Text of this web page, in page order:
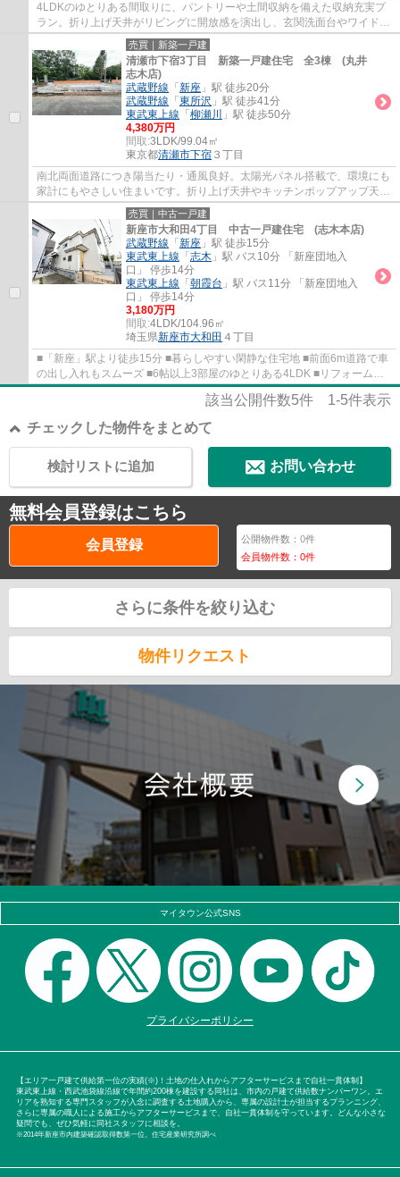
4LDKのゆとりある間取りに、パントリーや土間収納を備えた収納充実プ
ラン。折り上げ天井がリビングに開放感を演出し、玄関洗面台やワイドバ
ルコニーなど、暮らしやすさにも配慮しました。
売買｜新築一戸建
清瀬市下宿3丁目 新築一戸建住宅 全3棟 (丸井
志木店)
武蔵野線 「 新座 」駅 徒歩20分
武蔵野線 「 東所沢 」駅 徒歩41分
東武東上線 「 柳瀬川
」駅 徒歩50分
4,380万円
間取:3LDK/99.04㎡
東京都清瀬市下宿 ３丁目
南北両面道路につき陽当たり・通風良好。太陽光パネル搭載で、環境にも
家計にもやさしい住まいです。折り上げ天井やキッチンポップアップ天井
が、開放感あるおしゃれな空間を演出します。
売買｜中古一戸建
新座市大和田4丁目 中古一戸建住宅 (志木本店)
武蔵野線 「 新座 」駅 徒歩15分
東武東上線 「 志木 」駅 バス10分 「新座団地入
口」 停歩14分
東武東上線 「 朝霞台 」駅 バス11分 「新座団地入
口」 停歩14分
3,180万円
間取:4LDK/104.96㎡
埼玉県新座市大和田 ４丁目
■「新座」駅より徒歩15分 ■暮らしやすい閑静な住宅地 ■前面6m道路で車
の出し入れもスムーズ ■6帖以上3部屋のゆとりある4LDK ■リフォーム完
了済のためすぐに新生活が始められます
該当公開件数5件 1-5件表示
チェックした物件をまとめて
お問い合わせ
検討リストに追加
無料会員登録はこちら
会員登録 公開物件数：0件
会員物件数：0件
さらに条件を絞り込む
物件リクエスト
マイタウン公式SNS
プライバシーポリシー
【エリア一戸建て供給第一位の実績(※)！土地の仕入れからアフターサービスまで自社一貫体制】
東武東上線・西武池袋線沿線で年間約200棟を建設する同社は、市内の戸建て供給数ナンバーワン。エ
リアを熟知する専門スタッフが入念に調査する土地購入から、専属の設計士が担当するプランニング、
さらに専属の職人による施工からアフターサービスまで、自社一貫体制を守っています。どんな小さな
疑問でも、ぜひ気軽に同社スタッフに相談を。
※2014年新座市内建築確認取得数第一位。住宅産業研究所調べ